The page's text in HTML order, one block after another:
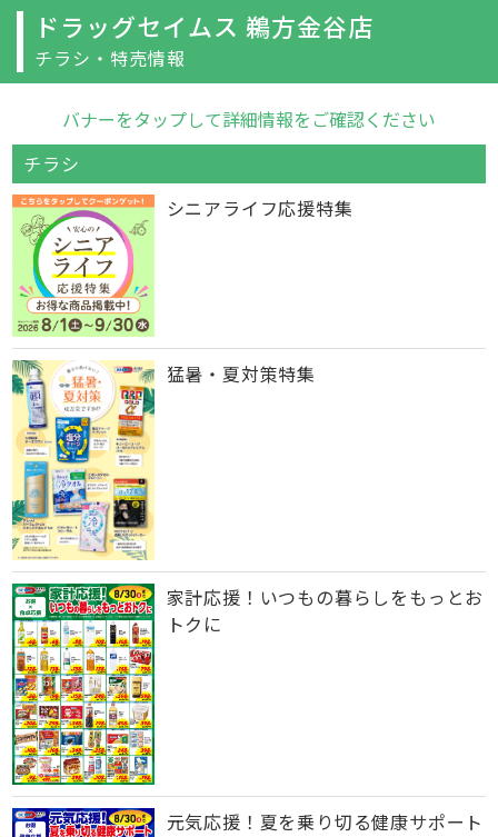
ドラッグセイムス 鵜方金谷店
チラシ・特売情報
バナーをタップして詳細情報をご確認ください
チラシ
シニアライフ応援特集
猛暑・夏対策特集
家計応援！いつもの暮らしをもっとお
トクに
元気応援！夏を乗り切る健康サポート